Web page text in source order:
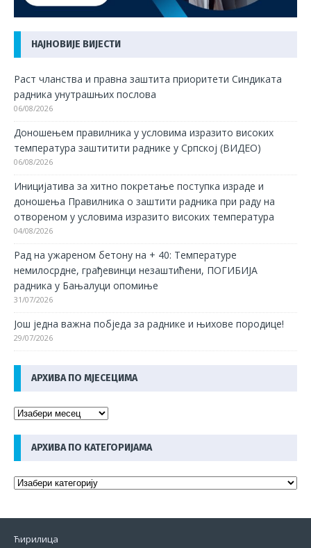
НАЈНОВИЈЕ ВИЈЕСТИ
Раст чланства и правна заштита приоритети Синдиката
радника унутрашњих послова
06/08/2026
Доношењем правилника у условима изразито високих
температура заштитити раднике у Српској (ВИДЕО)
06/08/2026
Иницијатива за хитно покретање поступка израде и
доношења Правилника о заштити радника при раду на
отвореном у условима изразито високих температура
04/08/2026
Рад на ужареном бетону на + 40: Температуре
немилосрдне, грађевинци незаштићени, ПОГИБИЈА
радника у Бањалуци опомиње
31/07/2026
Још једна важна побједа за раднике и њихове породице!
29/07/2026
АРХИВА ПО МЈЕСЕЦИМА
АРХИВА ПО КАТЕГОРИЈАМА
Ћирилица